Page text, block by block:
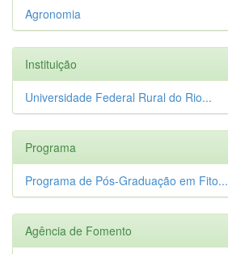
Agronomia
Instituição
Universidade Federal Rural do Rio...
Programa
Programa de Pós-Graduação em Fito...
Agência de Fomento